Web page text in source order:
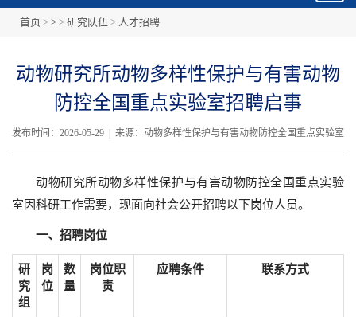
首页 > > > 研究队伍 > 人才招聘
动物研究所动物多样性保护与有害动物
防控全国重点实验室招聘启事
发布时间：2026-05-29 | 来源：动物多样性保护与有害动物防控全国重点实验室
动物研究所动物多样性保护与有害动物防控全国重点实验
室因科研工作需要，现面向社会公开招聘以下岗位人员。
一、招聘岗位
研
究
组
岗
位
数
量
岗位职
责
应聘条件 联系方式